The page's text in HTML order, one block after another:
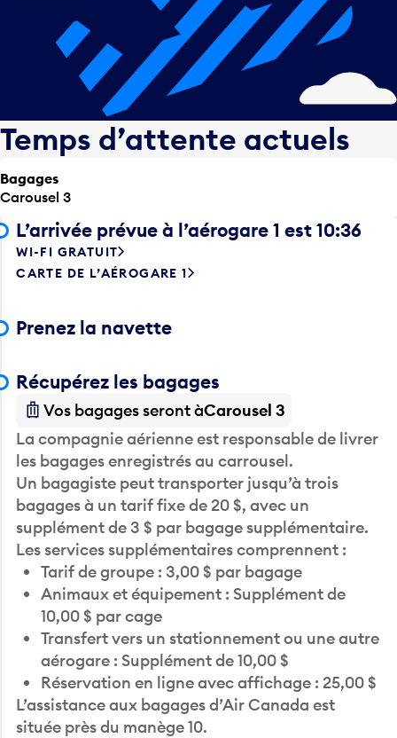
Temps d’attente actuels
Bagages
Carousel 3
L’arrivée prévue à l’aérogare 1 est 10:36
WI-FI GRATUIT
CARTE DE L’AÉROGARE 1
Prenez la navette
Récupérez les bagages
Vos bagages seront àCarousel 3
La compagnie aérienne est responsable de livrer
les bagages enregistrés au carrousel.
Un bagagiste peut transporter jusqu’à trois
bagages à un tarif fixe de 20 $, avec un
supplément de 3 $ par bagage supplémentaire.
Les services supplémentaires comprennent :
Tarif de groupe : 3,00 $ par bagage
Animaux et équipement : Supplément de
10,00 $ par cage
Transfert vers un stationnement ou une autre
aérogare : Supplément de 10,00 $
Réservation en ligne avec affichage : 25,00 $
L’assistance aux bagages d’Air Canada est
située près du manège 10.